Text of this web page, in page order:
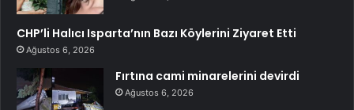
CHP’li Halıcı Isparta’nın Bazı Köylerini Ziyaret Etti
Ağustos 6, 2026
Fırtına cami minarelerini devirdi
Ağustos 6, 2026